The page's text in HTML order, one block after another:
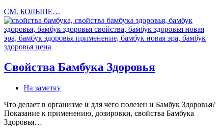
СМ. БОЛЬШЕ…
о
наттокиназе
Свойства Бамбука Здоровья
На заметку
Что делает в организме и для чего полезен и Бамбук Здоровья?
Показание к применению, дозировки, свойства Бамбука
Здоровья…